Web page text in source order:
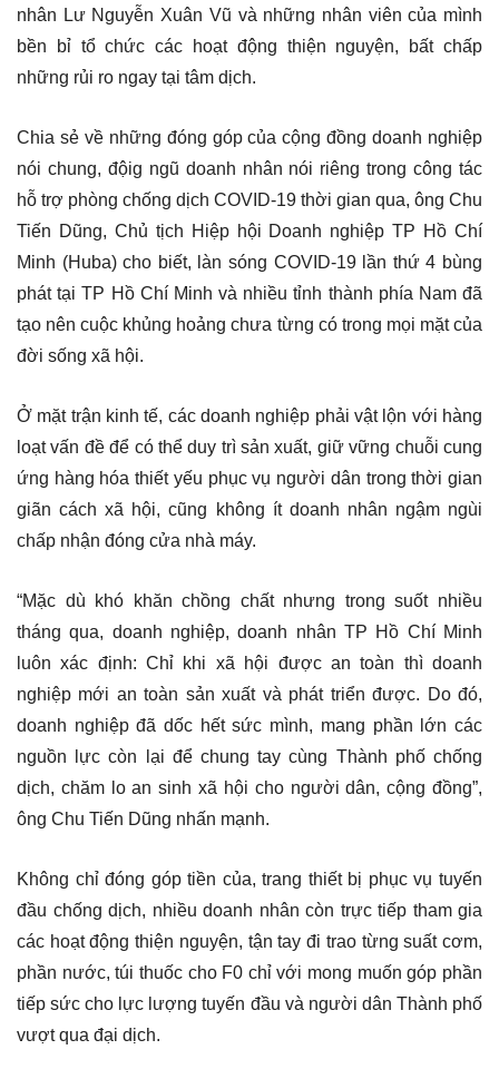
nhân Lư Nguyễn Xuân Vũ và những nhân viên của mình
bền bỉ tổ chức các hoạt động thiện nguyện, bất chấp
những rủi ro ngay tại tâm dịch.
Chia sẻ về những đóng góp của cộng đồng doanh nghiệp
nói chung, độig ngũ doanh nhân nói riêng trong công tác
hỗ trợ phòng chống dịch COVID-19 thời gian qua, ông Chu
Tiến Dũng, Chủ tịch Hiệp hội Doanh nghiệp TP Hồ Chí
Minh (Huba) cho biết, làn sóng COVID-19 lần thứ 4 bùng
phát tại TP Hồ Chí Minh và nhiều tỉnh thành phía Nam đã
tạo nên cuộc khủng hoảng chưa từng có trong mọi mặt của
đời sống xã hội.
Ở mặt trận kinh tế, các doanh nghiệp phải vật lộn với hàng
loạt vấn đề để có thể duy trì sản xuất, giữ vững chuỗi cung
ứng hàng hóa thiết yếu phục vụ người dân trong thời gian
giãn cách xã hội, cũng không ít doanh nhân ngậm ngùi
chấp nhận đóng cửa nhà máy.
“Mặc dù khó khăn chồng chất nhưng trong suốt nhiều
tháng qua, doanh nghiệp, doanh nhân TP Hồ Chí Minh
luôn xác định: Chỉ khi xã hội được an toàn thì doanh
nghiệp mới an toàn sản xuất và phát triển được. Do đó,
doanh nghiệp đã dốc hết sức mình, mang phần lớn các
nguồn lực còn lại để chung tay cùng Thành phố chống
dịch, chăm lo an sinh xã hội cho người dân, cộng đồng”,
ông Chu Tiến Dũng nhấn mạnh.
Không chỉ đóng góp tiền của, trang thiết bị phục vụ tuyến
đầu chống dịch, nhiều doanh nhân còn trực tiếp tham gia
các hoạt động thiện nguyện, tận tay đi trao từng suất cơm,
phần nước, túi thuốc cho F0 chỉ với mong muốn góp phần
tiếp sức cho lực lượng tuyến đầu và người dân Thành phố
vượt qua đại dịch.